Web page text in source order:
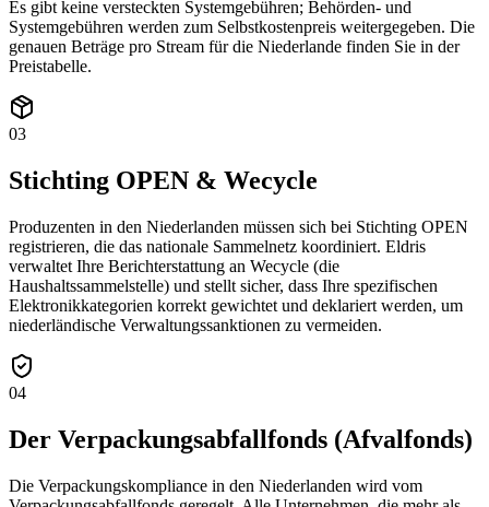
Es gibt keine versteckten Systemgebühren; Behörden- und
Systemgebühren werden zum Selbstkostenpreis weitergegeben. Die
genauen Beträge pro Stream für die Niederlande finden Sie in der
Preistabelle.
03
Stichting OPEN & Wecycle
Produzenten in den Niederlanden müssen sich bei Stichting OPEN
registrieren, die das nationale Sammelnetz koordiniert. Eldris
verwaltet Ihre Berichterstattung an Wecycle (die
Haushaltssammelstelle) und stellt sicher, dass Ihre spezifischen
Elektronikkategorien korrekt gewichtet und deklariert werden, um
niederländische Verwaltungssanktionen zu vermeiden.
04
Der Verpackungsabfallfonds (Afvalfonds)
Die Verpackungskompliance in den Niederlanden wird vom